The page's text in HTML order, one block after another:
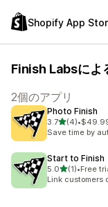
Shopify App
Finish Labsによ
2個のアプリ
Photo Finish
3.75つ星中
(4)
合計レビュー数
•
Save time by
Start to Finish
5.05つ星中
(1)
合計レビュー数
•Free
Link customers